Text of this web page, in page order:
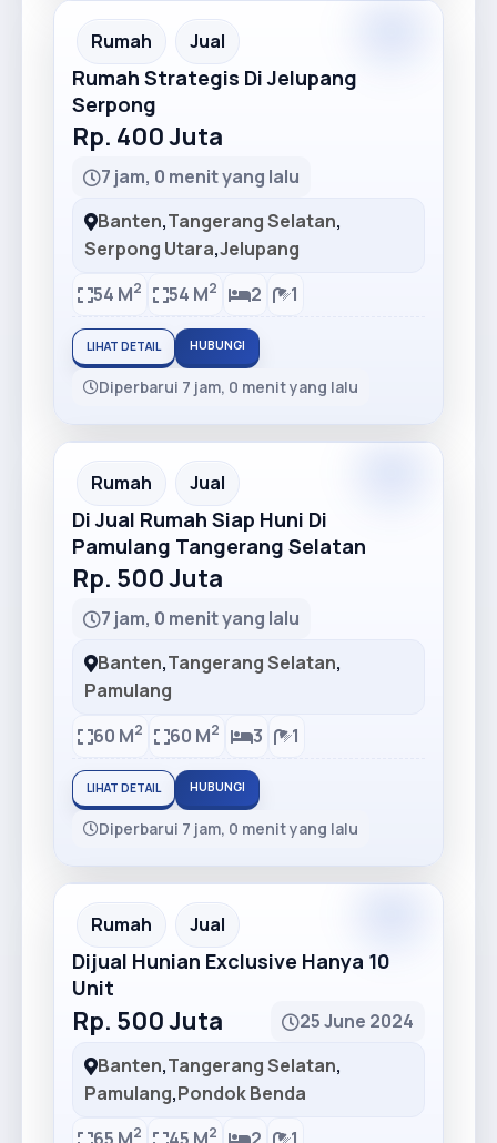
Recommended
Rumah Jual
Rumah Strategis Di Jelupang
Serpong
Rp. 400 Juta
7 jam, 0 menit yang lalu
Banten,Tangerang Selatan,
Serpong Utara,Jelupang
54 M2 54 M2 2 1
LIHAT DETAIL HUBUNGI
Diperbarui 7 jam, 0 menit yang lalu
Recommended
Rumah Jual
Di Jual Rumah Siap Huni Di
Pamulang Tangerang Selatan
Rp. 500 Juta
7 jam, 0 menit yang lalu
Banten,Tangerang Selatan,
Pamulang
60 M2 60 M2 3 1
LIHAT DETAIL HUBUNGI
Diperbarui 7 jam, 0 menit yang lalu
Recommended
Rumah Jual
Dijual Hunian Exclusive Hanya 10
Unit
Rp. 500 Juta
25 June 2024
Banten,Tangerang Selatan,
Pamulang,Pondok Benda
2 2